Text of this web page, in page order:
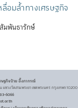
อมล้ำทางเศรษฐกิจ
มพันธารักษ์
ฐกิจป๋วย อึ๊งภากรณ์
แขวงวัดสามพระยาเขตพระนครกรุงเทพฯ 10200
6066